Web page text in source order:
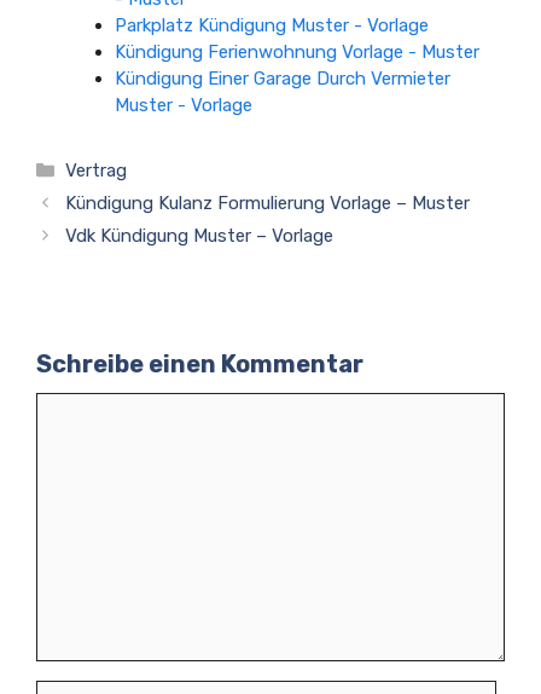
Parkplatz Kündigung Muster - Vorlage
Kündigung Ferienwohnung Vorlage - Muster
Kündigung Einer Garage Durch Vermieter
Muster - Vorlage
Kategorien
Vertrag
Kündigung Kulanz Formulierung Vorlage – Muster
Vdk Kündigung Muster – Vorlage
Schreibe einen Kommentar